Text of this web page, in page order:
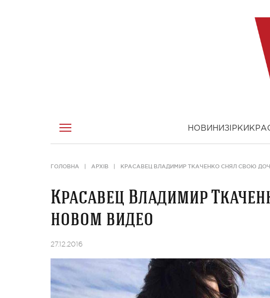
НОВИНИ ЗІРКИ
ГОЛОВНА АРХІВ КРАСАВЕЦ ВЛАДИМИР ТКАЧЕНКО СНЯЛ СВОЮ
Красавец Владимир
новом видео
27.12.2016